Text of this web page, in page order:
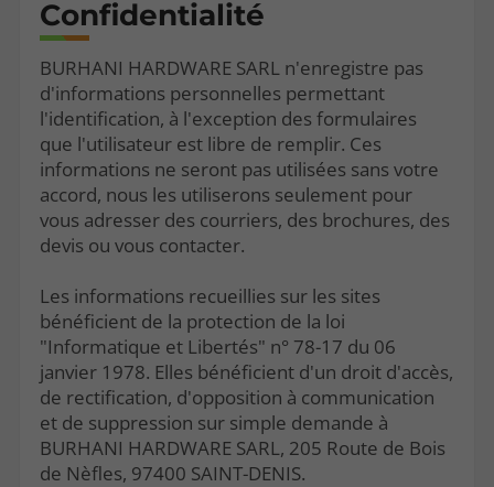
Confidentialité
BURHANI HARDWARE SARL n'enregistre pas
d'informations personnelles permettant
l'identification, à l'exception des formulaires
que l'utilisateur est libre de remplir. Ces
informations ne seront pas utilisées sans votre
accord, nous les utiliserons seulement pour
vous adresser des courriers, des brochures, des
devis ou vous contacter.
Les informations recueillies sur les sites
bénéficient de la protection de la loi
"Informatique et Libertés" n° 78-17 du 06
janvier 1978. Elles bénéficient d'un droit d'accès,
de rectification, d'opposition à communication
et de suppression sur simple demande à
BURHANI HARDWARE SARL, 205 Route de Bois
de Nèfles, 97400 SAINT-DENIS.